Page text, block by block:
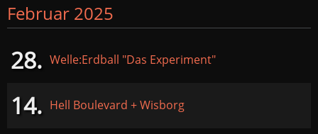
Februar 2025
28. Welle:Erdball "Das Experiment"
14. Hell Boulevard + Wisborg